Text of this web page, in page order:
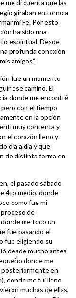
me di cuenta que las
giraban en torno a
mi Fe. Por esto
ha sido una
espiritual. Desde
profunda conexión
amigos”.
fue un momento
ese camino. El
donde me encontré
con el tiempo
en la opción
muy contenta y
el corazón lleno y
día a día y que
de distinta forma en
el pasado sábado
4to medio, donde
como fue mi
de
me toco un
fue pasando el
fue eligiendo su
desde mucho antes
donde me
posteriormente en
donde me fui lleno
muchas de ellas,